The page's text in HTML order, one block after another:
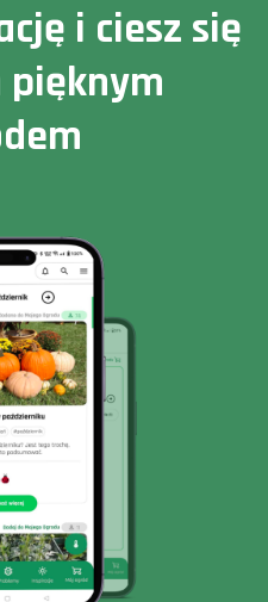
i ciesz się